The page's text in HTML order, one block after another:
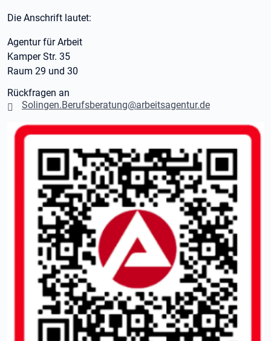
Die Anschrift lautet:
Agentur für Arbeit
Kamper Str. 35
Raum 29 und 30
Rückfragen an
Solingen.Berufsberatung@arbeitsagentur.de